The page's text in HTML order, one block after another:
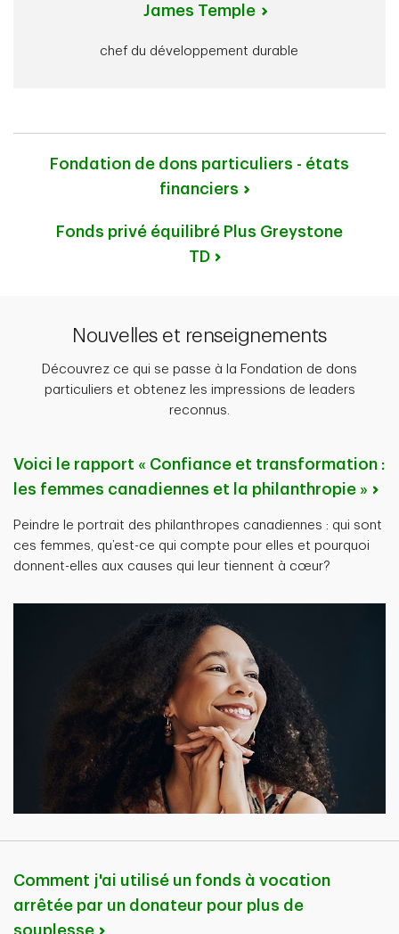
James Temple
chef du développement durable
Fondation de dons particuliers - états
financiers
Fonds privé équilibré Plus Greystone
TD
Nouvelles et renseignements
Découvrez ce qui se passe à la Fondation de dons
particuliers et obtenez les impressions de leaders
reconnus.
Voici le rapport « Confiance et transformation :
les femmes canadiennes et la philanthropie »
Peindre le portrait des philanthropes canadiennes : qui sont
ces femmes, qu’est-ce qui compte pour elles et pourquoi
donnent-elles aux causes qui leur tiennent à cœur?
Comment j'ai utilisé un fonds à vocation
arrêtée par un donateur pour plus de
souplesse